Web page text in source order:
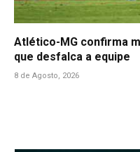
Atlético-MG confirma
que desfalca a equipe
8 de Agosto, 2026